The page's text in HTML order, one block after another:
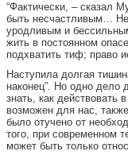
“Фактически, – сказал
быть несчастливым… Не
уродливым и
жить в постоянном
подхватить тиф; право
Наступила долгая
наконец”. Но одно дело
знать, как действовать
возможен для нас,
было отучено от
того, при современном
может быть только